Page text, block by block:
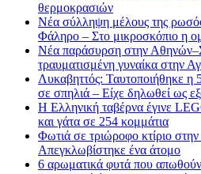
θερμοκρασιών
Νέα σύλληψη μέλους της
Φάληρο – Στο μικροσκόπιο η
Νέα παράσυρση στην
τραυματισμένη γυναίκα στην
Λυκαβηττός: Ταυτοποιήθηκε η
σε σπηλιά – Είχε δηλωθεί ως
H Ελληνική ταβέρνα έγινε
και γάτα σε 254 κομμάτια
Φωτιά σε τριώροφο κτίριο
Απεγκλωβίστηκε ένα άτομο
6 αρωματικά φυτά που